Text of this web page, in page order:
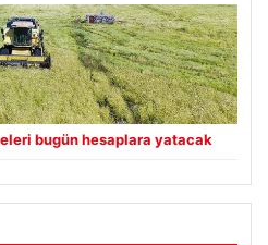
bugün hesaplara yatacak